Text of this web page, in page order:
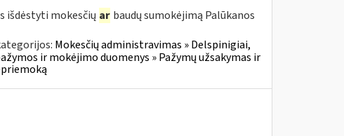
išdėstyti mokesčių ar baudų sumokėjimą Palūkanos
Mokesčių administravimas » Delspinigiai,
ir mokėjimo duomenys » Pažymų užsakymas ir